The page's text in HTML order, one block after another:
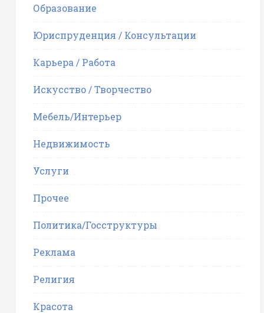
Образование
Юриспруденция / Консультации
Карьера / Работа
Искусство / Творчество
Мебель/Интерьер
Недвижимость
Услуги
Прочее
Политика/Госструктуры
Реклама
Религия
Красота